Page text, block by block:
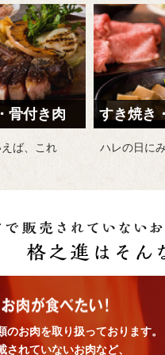
骨付き肉
ば、これ
すき焼き
ハレの日に
お肉を取り扱っております。
れていないお肉など、